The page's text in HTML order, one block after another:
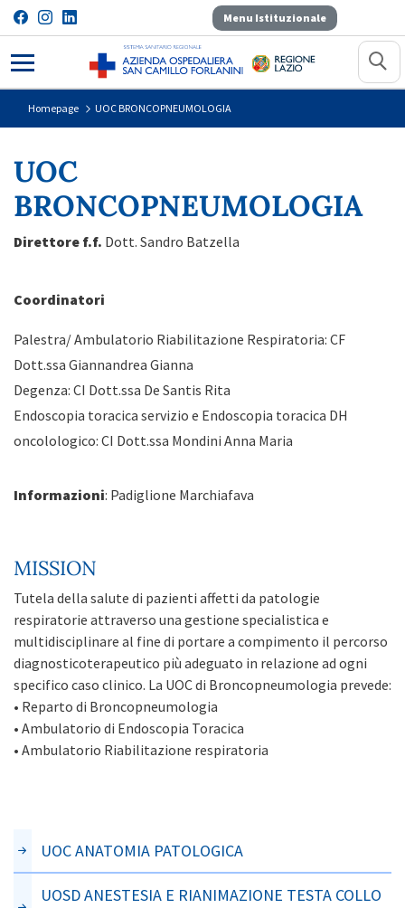
Menu Istituzionale
UOC BRONCOPNEUMOLOGIA
Homepage UOC BRONCOPNEUMOLOGIA
UOC
BRONCOPNEUMOLOGIA
Direttore f.f. Dott. Sandro Batzella
Coordinatori
Palestra/ Ambulatorio Riabilitazione Respiratoria: CF
Dott.ssa Giannandrea Gianna
Degenza: CI Dott.ssa De Santis Rita
Endoscopia toracica servizio e Endoscopia toracica DH
oncolologico: CI Dott.ssa Mondini Anna Maria
Informazioni: Padiglione Marchiafava
MISSION
Tutela della salute di pazienti affetti da patologie
respiratorie attraverso una gestione specialistica e
multidisciplinare al fine di portare a compimento il percorso
diagnosticoterapeutico più adeguato in relazione ad ogni
specifico caso clinico. La UOC di Broncopneumologia prevede:
• Reparto di Broncopneumologia
• Ambulatorio di Endoscopia Toracica
• Ambulatorio Riabilitazione respiratoria
UOC ANATOMIA PATOLOGICA
UOSD ANESTESIA E RIANIMAZIONE TESTA COLLO